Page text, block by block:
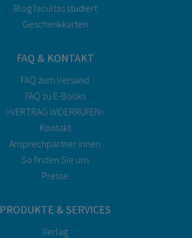
Blog facultas.studiert
Geschenkkarten
FAQ & KONTAKT
FAQ zum Versand
FAQ zu E-Books
>VERTRAG WIDERRUFEN<
Kontakt
Ansprechpartner:innen
So finden Sie uns
Presse
PRODUKTE & SERVICES
Verlag